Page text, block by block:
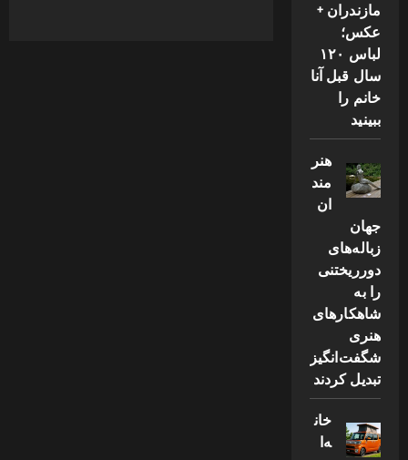
مازندران +
عکس؛
لباس ۱۲۰
سال قبل آنا
خانم را
ببینید
هنر
مند
ان
جهان
زباله‌های
دورریختنی
را به
شاهکارهای
هنری
شگفت‌انگیز
تبدیل کردند
خان
ه‌ا